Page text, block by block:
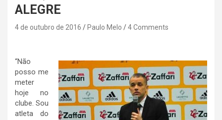
ALEGRE
4 de outubro de 2016 Paulo Melo 4 Comments
“Não
posso me
meter
hoje no
clube. Sou
atleta do